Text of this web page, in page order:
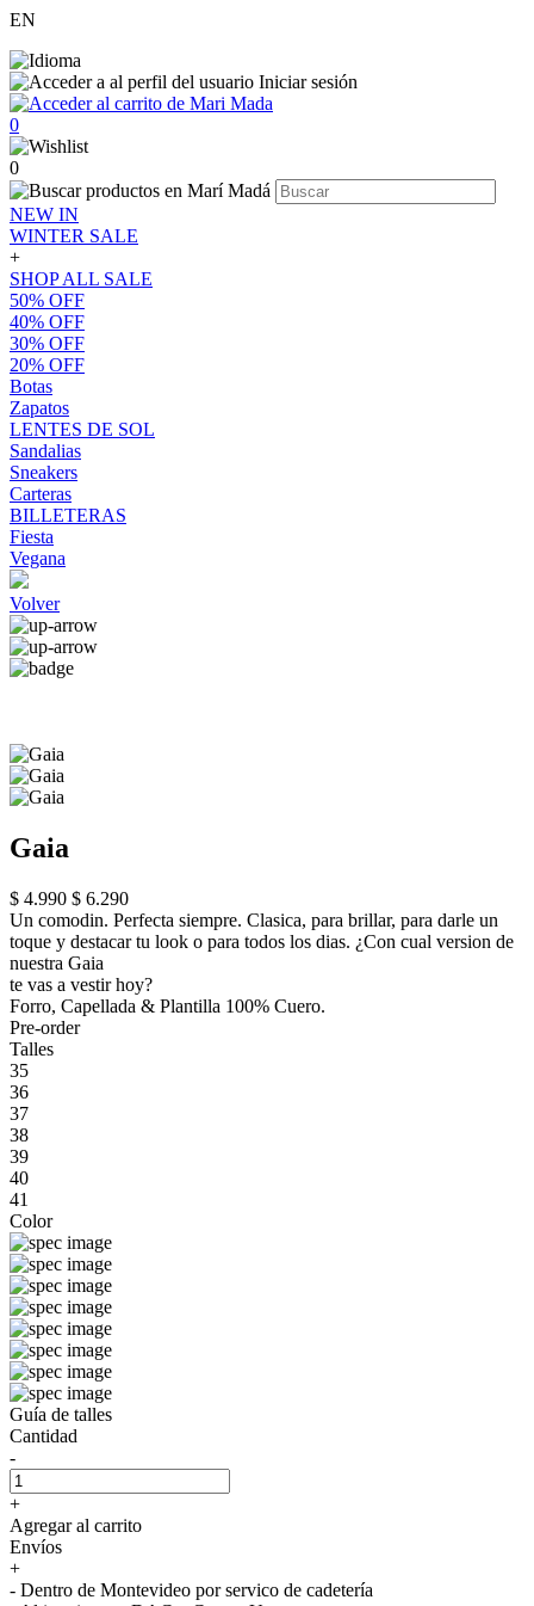
EN
Iniciar sesión
0
0
NEW IN
WINTER SALE
+
SHOP ALL SALE
50% OFF
40% OFF
30% OFF
20% OFF
Botas
Zapatos
LENTES DE SOL
Sandalias
Sneakers
Carteras
BILLETERAS
Fiesta
Vegana
Volver
Gaia
$ 4.990 $ 6.290
Un comodin. Perfecta siempre. Clasica, para brillar, para darle un
toque y destacar tu look o para todos los dias. ¿Con cual version de
nuestra Gaia
te vas a vestir hoy?
Forro, Capellada & Plantilla 100% Cuero.
Pre-order
Talles
35
36
37
38
39
40
41
Color
Guía de talles
Cantidad
-
+
Agregar al carrito
Envíos
+
- Dentro de Montevideo por servico de cadetería